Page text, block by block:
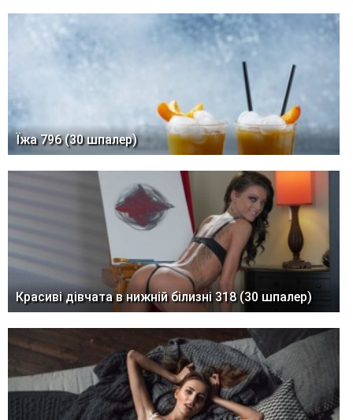
Їжа 796 (30 шпалер)
Красиві дівчата в нижній білизні 318 (30 шпалер)